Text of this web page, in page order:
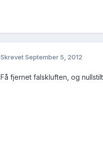
SkrevetSeptember 5, 2012
Få fjernet falskluften, og